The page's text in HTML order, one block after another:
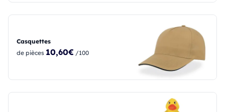
Casquettes
de pièces 10,60€ /100